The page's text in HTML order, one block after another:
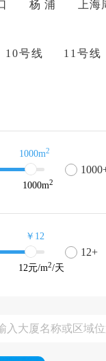
杨 浦 上海
10号线 11号线
1000m2
1000m2
￥12
12元/m2/天
12+